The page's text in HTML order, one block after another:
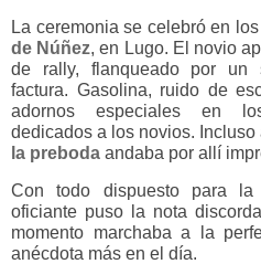
La ceremonia se celebró en
de Núñez, en Lugo. El novio
de rally, flanqueado por un
factura. Gasolina, ruido de
adornos especiales en
dedicados a los novios.
la preboda andaba por allí
Con todo dispuesto para la
oficiante puso la nota
momento marchaba a la
anécdota más en el día.